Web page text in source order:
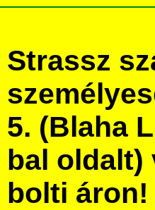
Strassz
5. (Blaha
bal oldalt)
bolti áron!